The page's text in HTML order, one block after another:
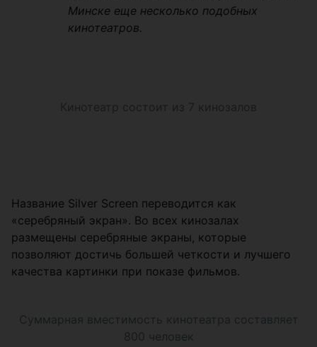
Минске еще несколько подобных
кинотеатров.
Кинотеатр состоит из 7 кинозалов
Название Silver Screen переводится как
«серебряный экран». Во всех кинозалах
размещены серебряные экраны, которые
позволяют достичь большей четкости и лучшего
качества картинки при показе фильмов.
Суммарная вместимость кинотеатра составляет
800 человек